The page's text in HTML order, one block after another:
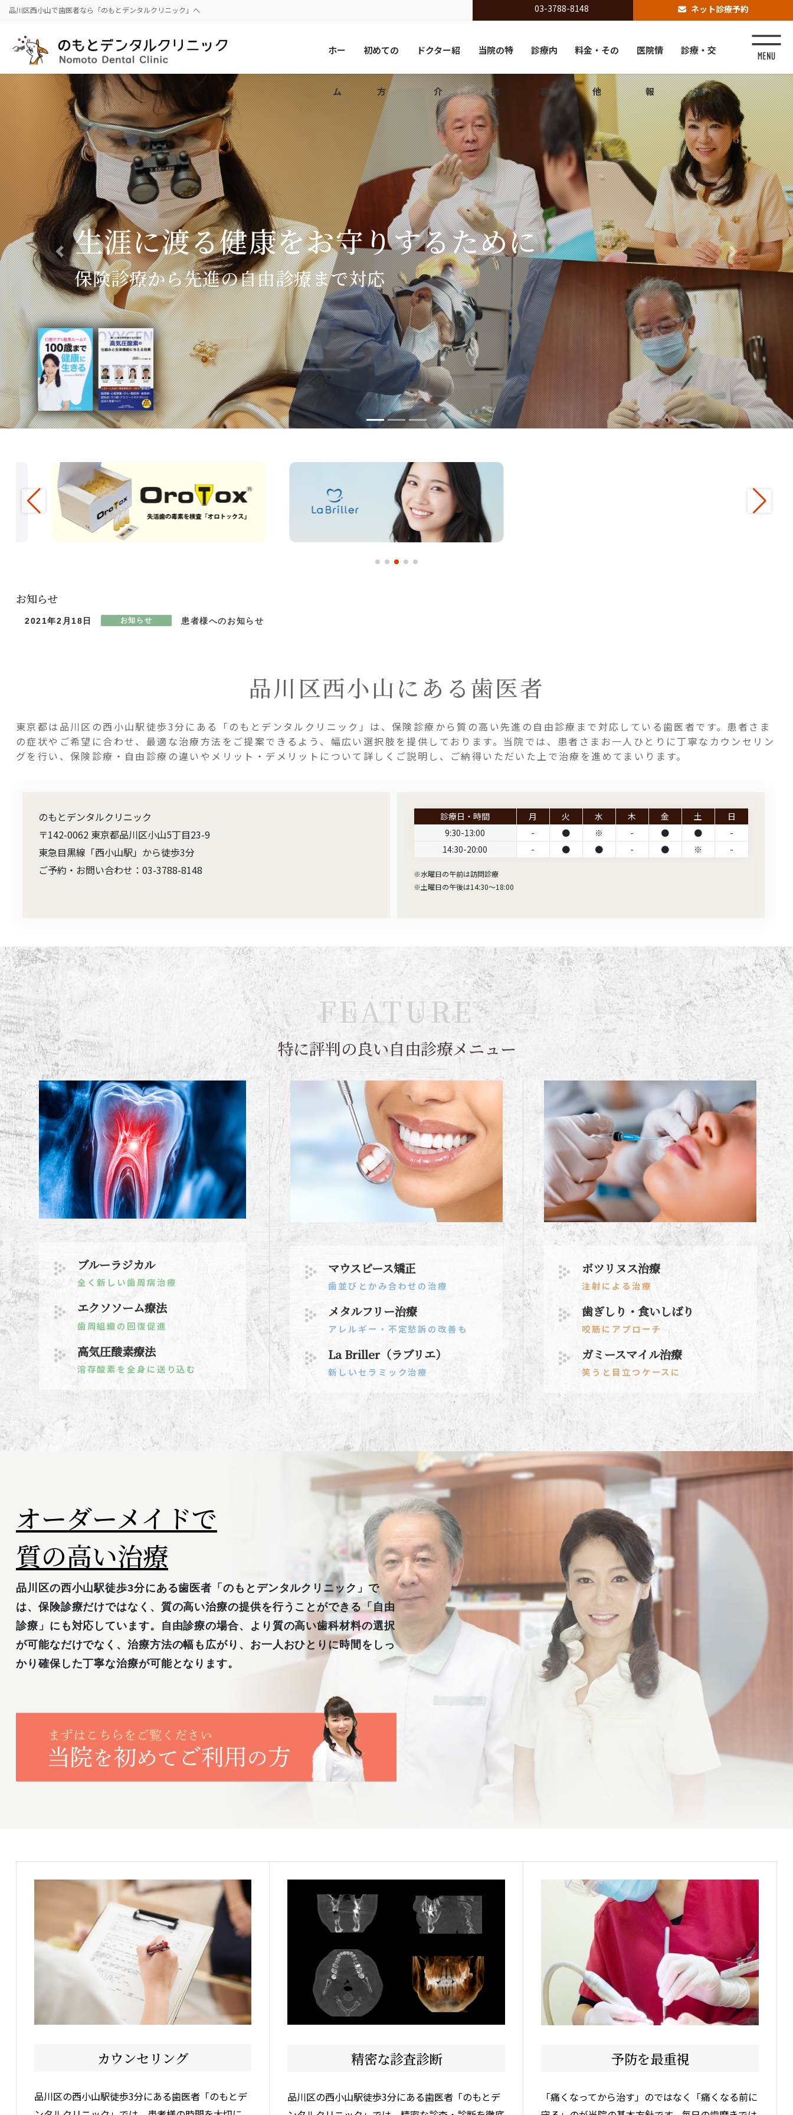
に
移
動
ョ
ン
に
移
動
品川区西小山で歯医者なら「のもとデンタルクリニック」へ 03-3788-8148 ネット診療予約
ホー
ム
初めての
方
ドクター紹
介
当院の特
徴
診療内
容
料金・その
他
医院情
報
診療・交
通
Previous Next
お知らせ
2021年2月18日 お知らせ 患者様へのお知らせ
品川区西小山にある歯医者
東京都は品川区の西小山駅徒歩3分にある「のもとデンタルクリニック」は、保険診療から質の高い先進の自由診療まで対応している歯医者です。患者さま
の症状やご希望に合わせ、最適な治療方法をご提案できるよう、幅広い選択肢を提供しております。当院では、患者さまお一人ひとりに丁寧なカウンセリン
グを行い、保険診療・自由診療の違いやメリット・デメリットについて詳しくご説明し、ご納得いただいた上で治療を進めてまいります。
のもとデンタルクリニック
〒142-0062 東京都品川区小山5丁目23-9
東急目黒線「西小山駅」から徒歩3分
ご予約・お問い合わせ：03-3788-8148
診療日・時間 月 火 水 木 金 土
日
9:30-13:00
- ● ※ - ● ●
-
14:30-20:00
- ● ● - ● ※ -
※水曜日の午前は訪問診療
※土曜日の午後は14:30～18:00
FEATURE
特に評判の良い自由診療メニュー
ブルーラジカル
全く新しい歯周病治療
エクソソーム療法
歯周組織の回復促進
高気圧酸素療法
溶存酸素を全身に送り込む
マウスピース矯正
歯並びとかみ合わせの治療
メタルフリー治療
アレルギー・不定愁訴の改善も
La Briller（ラブリエ）
新しいセラミック治療
ボツリヌス治療
注射による治療
歯ぎしり・食いしばり
咬筋にアプローチ
ガミースマイル治療
笑うと目立つケースに
オーダーメイドで
質の高い治療
品川区の西小山駅徒歩3分にある歯医者「のもとデンタルクリニック」で
は、保険診療だけではなく、質の高い治療の提供を行うことができる「自由
診療」にも対応しています。自由診療の場合、より質の高い歯科材料の選択
が可能なだけでなく、治療方法の幅も広がり、お一人おひとりに時間をしっ
かり確保した丁寧な治療が可能となります。
カウンセリング
品川区の西小山駅徒歩3分にある歯医者「のもとデ
精密な診査診断
品川区の西小山駅徒歩3分にある歯医者「のもとデ
予防を最重視
「痛くなってから治す」のではなく「痛くなる前に